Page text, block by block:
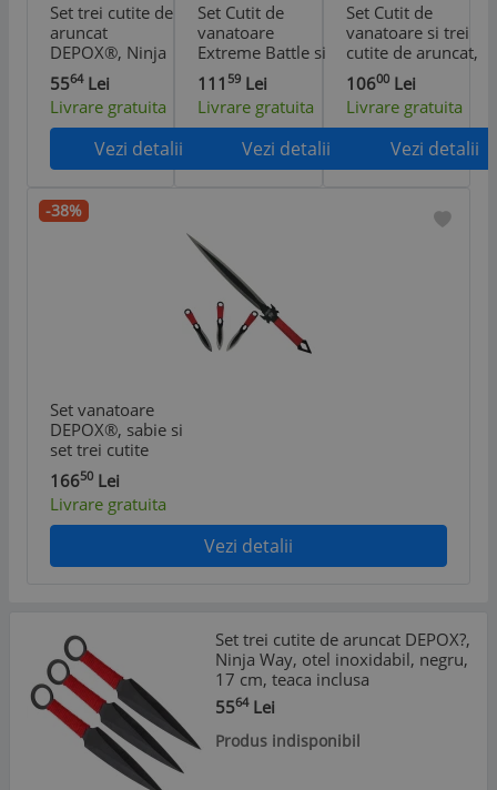
Set trei cutite de
aruncat
DEPOX®, Ninja
Way, otel
inoxidabil, negru,
17 cm, teaca
inclusa
5564Lei
Livrare gratuita
Vezi detalii
Set Cutit de
vanatoare
Extreme Battle si
trei cutite de
aruncat, Ninja
Way, DEPOX®,
otel inoxidabil
11159 Lei
Livrare gratuita
Vezi detalii
Set Cutit de
vanatoare si trei
cutite de aruncat,
Black Fury,
DEPOX®, otel
inoxidabil,teaca
inclusa
10600Lei
Livrare gratuita
Vezi detalii
-38%
Set vanatoare
DEPOX®, sabie si
set trei cutite
aruncat, otel
inoxidabil, negru
16650 Lei
Livrare gratuita
Vezi detalii
Set trei cutite de aruncat DEPOX?,
Ninja Way, otel inoxidabil, negru,
17 cm, teaca inclusa
5564Lei
Produs indisponibil